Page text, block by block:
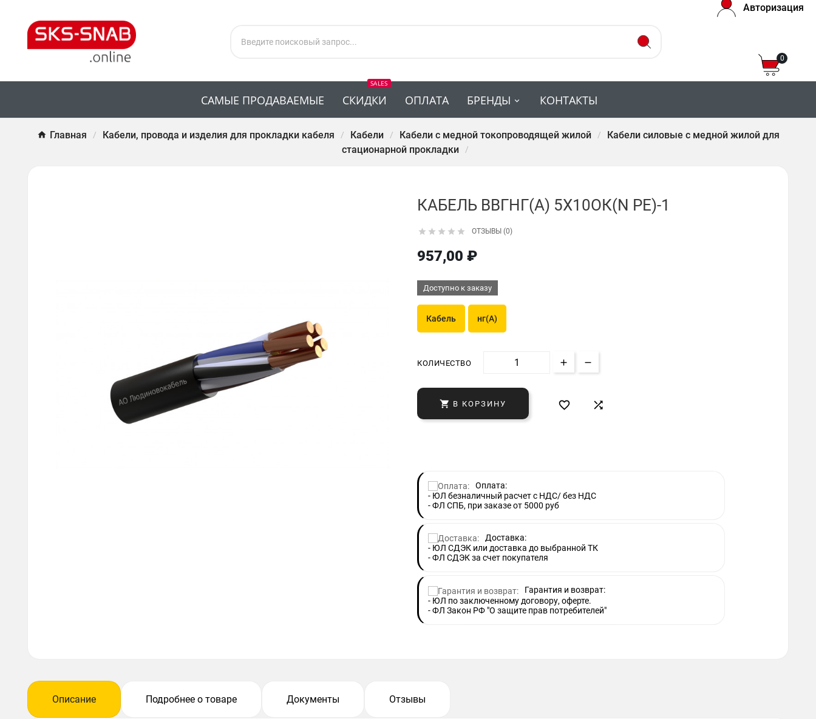
Авторизация
0
САМЫЕ ПРОДАВАЕМЫЕ СКИДКИ
SALES
ОПЛАТА БРЕНДЫ КОНТАКТЫ
Главная Кабели, провода и изделия для прокладки кабеля Кабели Кабели с медной токопроводящей жилой
Кабели силовые с медной жилой для
стационарной прокладки
КАБЕЛЬ ВВГНГ(А) 5Х10ОК(N PE)-1
     ОТЗЫВЫ (0)
957,00 ₽
Доступно к заказу
Кабель нг(A)
КОЛИЧЕСТВО
 В КОРЗИНУ  
Оплата:
- ЮЛ безналичный расчет с НДС/ без НДС
- ФЛ СПБ, при заказе от 5000 руб
Доставка:
- ЮЛ СДЭК или доставка до выбранной ТК
- ФЛ СДЭК за счет покупателя
Гарантия и возврат:
- ЮЛ по заключенному договору, оферте.
- ФЛ Закон РФ "О защите прав потребителей"
Описание Подробнее о товаре Документы Отзывы